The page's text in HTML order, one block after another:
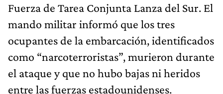
Fuerza de Tarea Conjunta Lanza del Sur. El
mando militar informó que los tres
ocupantes de la embarcación, identificados
como “narcoterroristas”, murieron durante
el ataque y que no hubo bajas ni heridos
entre las fuerzas estadounidenses.